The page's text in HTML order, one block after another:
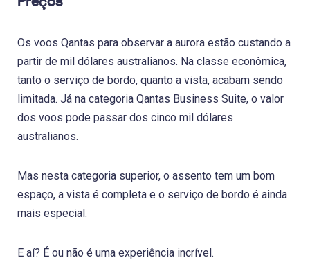
Os voos Qantas para observar a aurora estão custando a
partir de mil dólares australianos. Na classe econômica,
tanto o serviço de bordo, quanto a vista, acabam sendo
limitada. Já na categoria Qantas Business Suite, o valor
dos voos pode passar dos cinco mil dólares
australianos.
Mas nesta categoria superior, o assento tem um bom
espaço, a vista é completa e o serviço de bordo é ainda
mais especial.
E aí? É ou não é uma experiência incrível.